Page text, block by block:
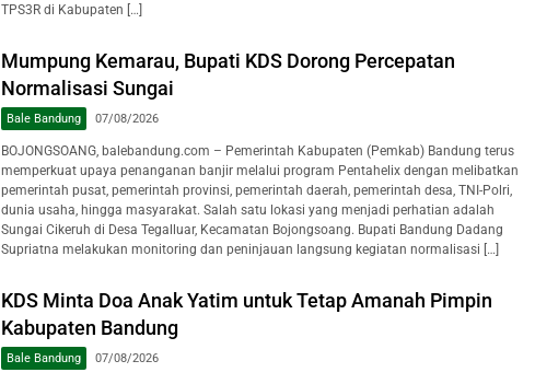
TPS3R di Kabupaten […]
Mumpung Kemarau, Bupati KDS Dorong Percepatan
Normalisasi Sungai
Bale Bandung 07/08/2026
BOJONGSOANG, balebandung.com – Pemerintah Kabupaten (Pemkab) Bandung terus
memperkuat upaya penanganan banjir melalui program Pentahelix dengan melibatkan
pemerintah pusat, pemerintah provinsi, pemerintah daerah, pemerintah desa, TNI-Polri,
dunia usaha, hingga masyarakat. Salah satu lokasi yang menjadi perhatian adalah
Sungai Cikeruh di Desa Tegalluar, Kecamatan Bojongsoang. Bupati Bandung Dadang
Supriatna melakukan monitoring dan peninjauan langsung kegiatan normalisasi […]
KDS Minta Doa Anak Yatim untuk Tetap Amanah Pimpin
Kabupaten Bandung
Bale Bandung 07/08/2026